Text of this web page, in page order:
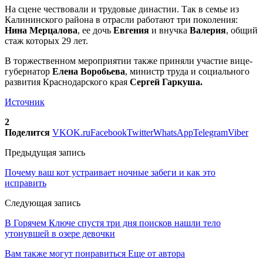
На сцене чествовали и трудовые династии. Так в семье из
Калининского района в отрасли работают три поколения:
Нина Мерцалова, ее дочь Евгения и внучка Валерия, общий
стаж которых 29 лет.
В торжественном мероприятии также приняли участие вице-
губернатор Елена Воробьева, министр труда и социального
развития Краснодарского края Сергей Гаркуша.
Источник
2
Поделится VKOK.ruFacebookTwitterWhatsAppTelegramViber
Предыдущая запись
Почему ваш кот устраивает ночные забеги и как это
исправить
Следующая запись
В Горячем Ключе спустя три дня поисков нашли тело
утонувшей в озере девочки
Вам также могут понравиться Еще от автора